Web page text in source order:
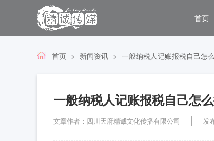
首页
首页 新闻资讯 一般纳税人记账报税自己怎
一般纳税人记账报税自己怎
文章作者：四川天府精诚文化传播有限公司 发